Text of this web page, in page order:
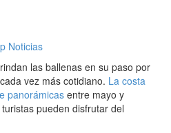
Noticias
las ballenas en su paso por
vez más cotidiano. La costa
panorámicas entre mayo y
pueden disfrutar del